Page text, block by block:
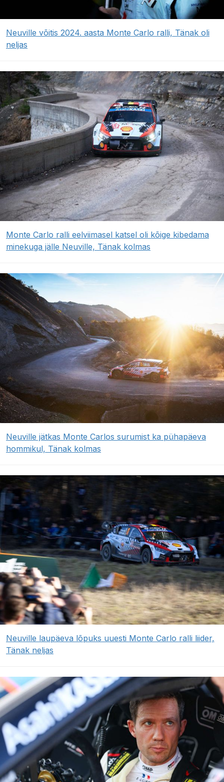
Neuville võitis 2024. aasta Monte Carlo ralli, Tänak oli
neljas
Monte Carlo ralli eelviimasel katsel oli kõige kibedama
minekuga jälle Neuville, Tänak kolmas
Neuville jätkas Monte Carlos surumist ka pühapäeva
hommikul, Tänak kolmas
Neuville laupäeva lõpuks uuesti Monte Carlo ralli liider,
Tänak neljas